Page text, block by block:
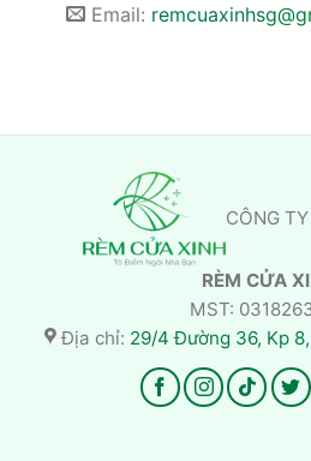
Email:
CÔNG
RÈM CỬA
MST:
Địa chỉ: 29/4 Đường 36, Kp